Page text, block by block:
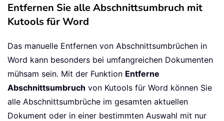
Entfernen Sie alle Abschnittsumbruch mit
Kutools für Word
Das manuelle Entfernen von Abschnittsumbrüchen in
Word kann besonders bei umfangreichen Dokumenten
mühsam sein. Mit der Funktion Entferne
Abschnittsumbruch von Kutools für Word können Sie
alle Abschnittsumbrüche im gesamten aktuellen
Dokument oder in einer bestimmten Auswahl mit nur